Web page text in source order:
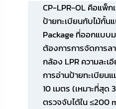
CP-LPR-OLคือแพ็ก
ป้ายทะเบียนกับไม้กั้น
Packageที่ออกแบบ
ต้องการการจัดการ
กล้อง LPR ความละเ
การอ่านป้ายทะเบียน
10 เมตร (เหมาะที่สุด
ตรวจจับได้ใน ≤200